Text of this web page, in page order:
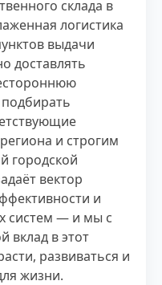
склада в
логистика
выдачи
доставлять
и строгим
городской
вектор
и
систем — и мы с
вклад в этот
развиваться и
жизни.